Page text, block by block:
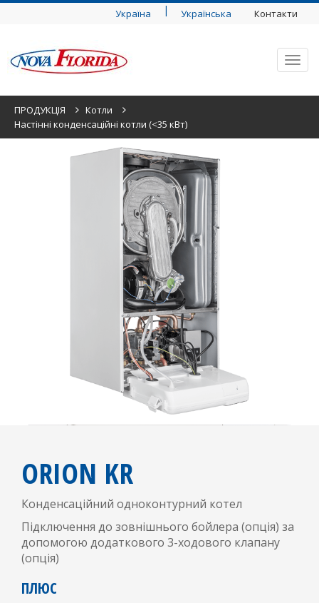
Україна | Українська Контакти
ПРОДУКЦІЯ
Котли
Настінні конденсаційні котли (<35 кВт)
ORION KR
Конденсаційний одноконтурний котел
Підключення до зовнішнього бойлера (опція) за
допомогою додаткового 3-ходового клапану
(опція)
ПЛЮС